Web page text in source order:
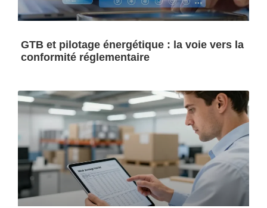
GTB et pilotage énergétique : la voie vers la
conformité réglementaire